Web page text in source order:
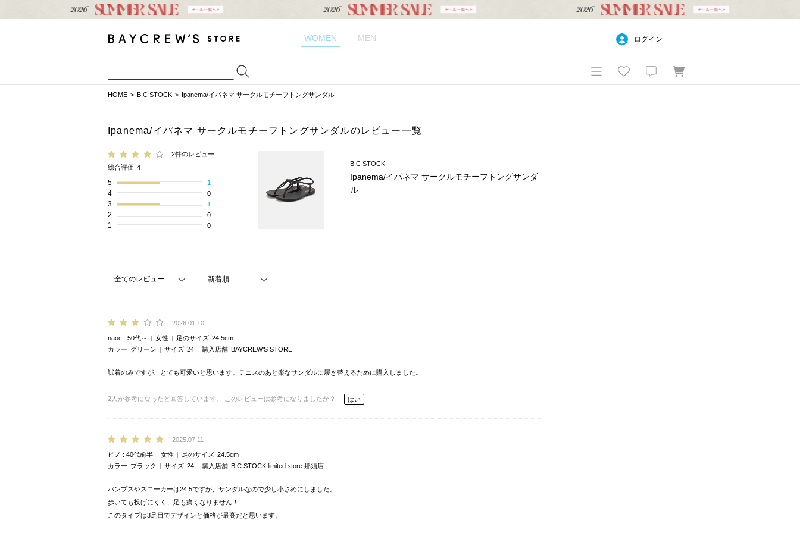
WOMEN MEN ログイン
HOME B.C STOCK Ipanema/イパネマ サークルモチーフトングサンダル
Ipanema/イパネマ サークルモチーフトングサンダルのレビュー一覧
2件のレビュー
総合評価 4
5 1
4 0
3 1
2 0
1 0
B.C STOCK
Ipanema/イパネマ サークルモチーフトングサンダ
ル
2026.01.10
naoc 50代～ 女性 足のサイズ 24.5cm
カラー グリーン サイズ 24 購入店舗 BAYCREW’S STORE
試着のみですが、とても可愛いと思います。テニスのあと楽なサンダルに履き替えるために購入しました。
2 人が参考になったと回答しています。 このレビューは参考になりましたか？ はい
2025.07.11
ピノ 40代前半 女性 足のサイズ 24.5cm
カラー ブラック サイズ 24 購入店舗 B.C STOCK limited store 那須店
パンプスやスニーカーは24.5ですが、サンダルなので少し小さめにしました。
歩いても投げにくく、足も痛くなりません！
このタイプは3足目でデザインと価格が最高だと思います。